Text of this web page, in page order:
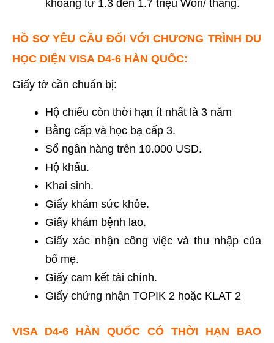
khoảng từ 1.3 đến 1.7 triệu Won/ tháng.
HỒ SƠ YÊU CẦU ĐỐI VỚI CHƯƠNG TRÌNH DU
HỌC DIỆN VISA D4-6 HÀN QUỐC:
Giấy tờ cần chuẩn bị:
Hộ chiếu còn thời hạn ít nhất là 3 năm
Bằng cấp và học bạ cấp 3.
Sổ ngân hàng trên 10.000 USD.
Hộ khẩu.
Khai sinh.
Giấy khám sức khỏe.
Giấy khám bệnh lao.
Giấy xác nhận công việc và thu nhập của
bố mẹ.
Giấy cam kết tài chính.
Giấy chứng nhận TOPIK 2 hoặc KLAT 2
VISA D4-6 HÀN QUỐC CÓ THỜI HẠN BAO